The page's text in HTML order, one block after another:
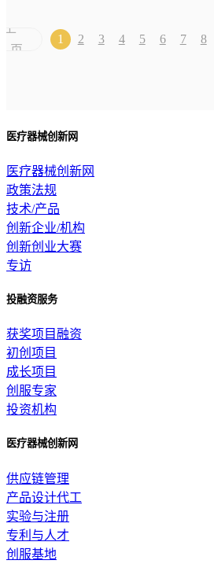
上一
页
1 2 3 4 5 6 7 8
医疗器械创新网
医疗器械创新网
政策法规
技术/产品
创新企业/机构
创新创业大赛
专访
投融资服务
获奖项目融资
初创项目
成长项目
创服专家
投资机构
医疗器械创新网
供应链管理
产品设计代工
实验与注册
专利与人才
创服基地